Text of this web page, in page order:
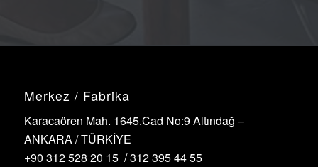
Merkez / Fabrika
Karacaören Mah. 1645.Cad No:9 Altındağ –
ANKARA / TÜRKİYE
+90 312 528 20 15 / 312 395 44 55